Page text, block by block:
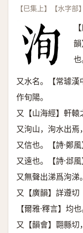
【巳集上】【水字
韻
也
又水名。【常璩漢
作旬陽。
又【山海經】軒轅
又洵山，洵水出焉
又信也。【詩·鄭風
又遠也。【詩·邶風
又無聲出涕爲洵涕
又【廣韻】詳遵切
【爾雅·釋言】均
又【韻會】翾縣切